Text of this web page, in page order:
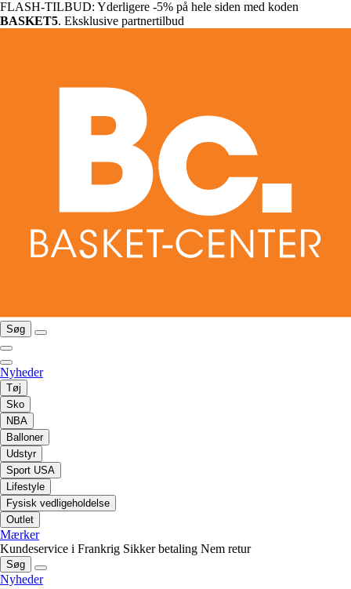
FLASH-TILBUD: Yderligere -5% på hele siden med koden
BASKET5. Eksklusive partnertilbud
Søg
Nyheder
Tøj
Sko
NBA
Balloner
Udstyr
Sport USA
Lifestyle
Fysisk vedligeholdelse
Outlet
Mærker
Kundeservice i Frankrig Sikker betaling Nem retur
Søg
Nyheder